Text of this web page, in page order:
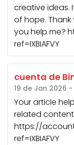
creative ideas.
of hope. Thank
you help me?
ref=IXBIAFVY
cuenta de
19 de Jan 2026 -
Your article
related
https://
ref=IXBIAFVY